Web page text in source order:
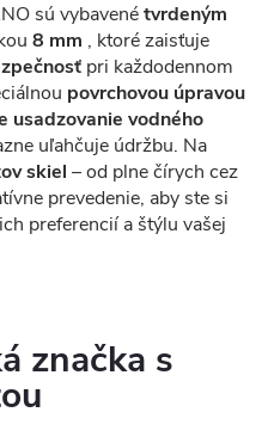
sú vybavenétvrdeným
8 mm , ktoré zaisťuje
pri každodennom
povrchovou úpravou
usadzovanie vodného
uľahčuje údržbu. Na
skiel – od plne čírych cez
prevedenie, aby ste si
preferencií a štýlu vašej
značka s